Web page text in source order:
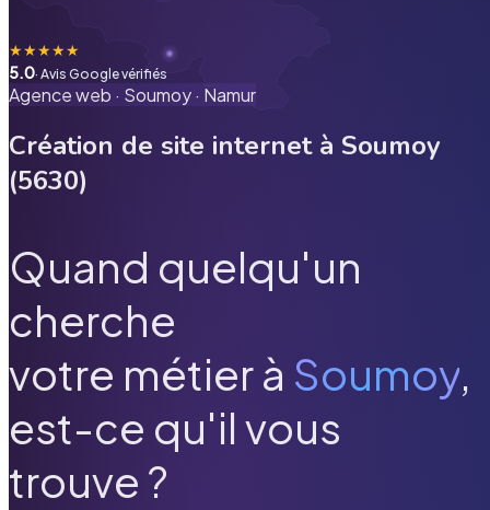
★★★★★
5.0· Avis Google vérifiés
Agence web · Soumoy· Namur
Création de site internet à Soumoy
(5630)
Quand quelqu'un
cherche
votre métier à Soumoy,
est-ce qu'il vous
trouve ?